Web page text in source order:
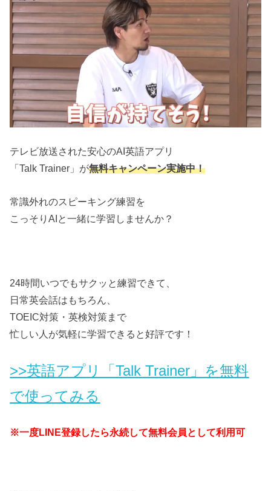
テレビ放送された安心のAI英語アプリ
「Talk Trainer」が無料キャンペーン実施中！
常識外れのスピーキング練習を
こっそりAIと一緒に学習しませんか？
24時間いつでもサクッと練習できて、
日常英会話はもちろん、
TOEIC対策・英検対策まで
忙しい人が気軽に学習できると好評です！
>>英語アプリ「Talk Trainer」を無料
で使ってみる
※一度LINE登録したら永続して無料会員として利用可